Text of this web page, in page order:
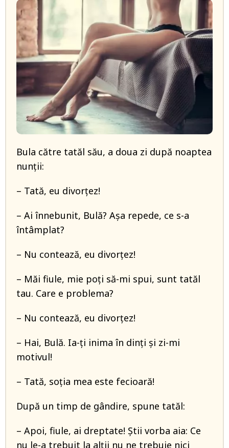
Bula către tatăl său, a doua zi după noaptea
nunții:
– Tată, eu divorțez!
– Ai înnebunit, Bulă? Așa repede, ce s-a
întâmplat?
– Nu contează, eu divorțez!
– Măi fiule, mie poți să-mi spui, sunt tatăl
tau. Care e problema?
– Nu contează, eu divorțez!
– Hai, Bulă. Ia-ți inima în dinți și zi-mi
motivul!
– Tată, soția mea este fecioară!
După un timp de gândire, spune tatăl:
– Apoi, fiule, ai dreptate! Știi vorba aia: Ce
nu le-a trebuit la alții nu ne trebuie nici